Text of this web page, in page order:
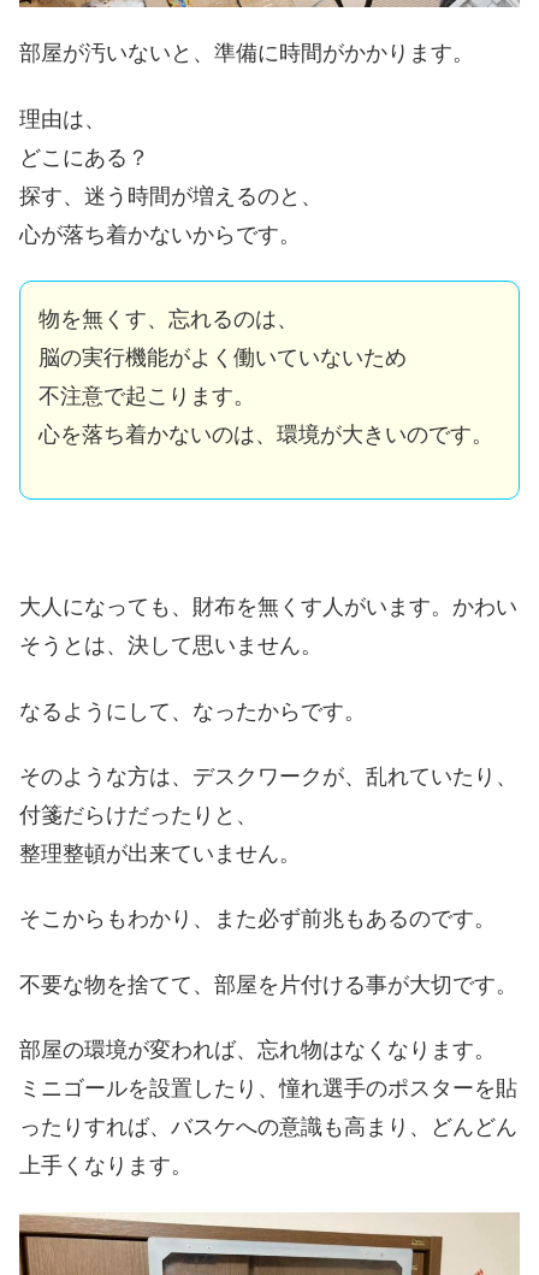
部屋が汚いないと、準備に時間がかかります。
理由は、
どこにある？
探す、迷う時間が増えるのと、
心が落ち着かないからです。
物を無くす、忘れるのは、
脳の実行機能がよく働いていないため
不注意で起こります。
心を落ち着かないのは、環境が大きいのです。
大人になっても、財布を無くす人がいます。 かわい
そうとは、決して思いません。
なるようにして、なったからです。
そのような方は、 デスクワークが、乱れていたり、
付箋だらけだったりと、
整理整頓が出来ていません。
そこからもわかり、また必ず前兆もあるのです。
不要な物を捨てて、 部屋を片付ける事が大切です。
部屋の環境が変われば、忘れ物はなくなります。
ミニゴールを設置したり、憧れ選手のポスターを貼
ったりすれば、 バスケへの意識も高まり、どんどん
上手くなります。